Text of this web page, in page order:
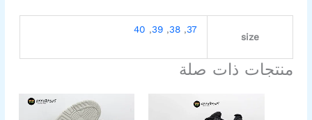
size
37
,
38
,
39
,
40
منتجات ذات صلة
السعر
الحالي
هناك
الأصلي
السعر
الحالي
هناك
العديد